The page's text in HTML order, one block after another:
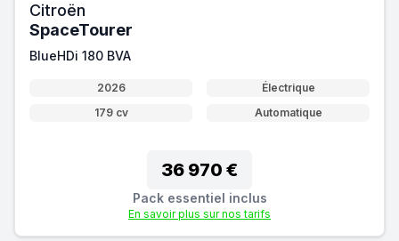
Citroën
SpaceTourer
BlueHDi 180 BVA
2026
Électrique
179 cv
Automatique
36 970 €
Pack essentiel inclus
En savoir plus sur nos tarifs